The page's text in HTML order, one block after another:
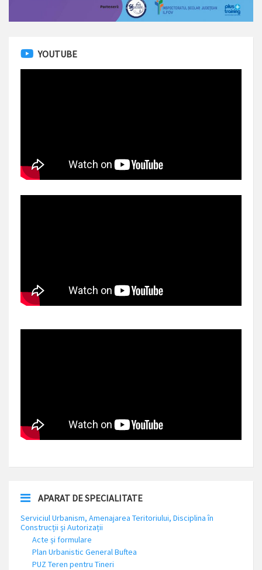
YOUTUBE
APARAT DE SPECIALITATE
Serviciul Urbanism, Amenajarea Teritoriului, Disciplina în
Construcții și Autorizații
Acte și formulare
Plan Urbanistic General Buftea
PUZ Teren pentru Tineri